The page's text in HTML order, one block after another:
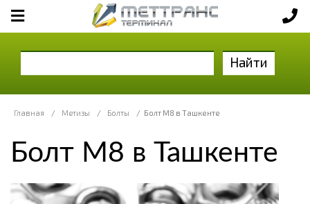
Найти
Главная / Метизы / Болты / Болт М8 в Ташкенте
Болт М8 в Ташкенте